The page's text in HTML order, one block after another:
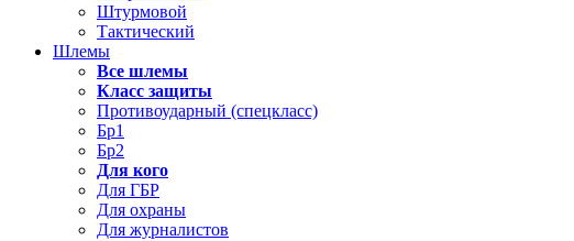
Штурмовой
Тактический
Шлемы
Все шлемы
Класс защиты
Противоударный (спецкласс)
Бр1
Бр2
Для кого
Для ГБР
Для охраны
Для журналистов